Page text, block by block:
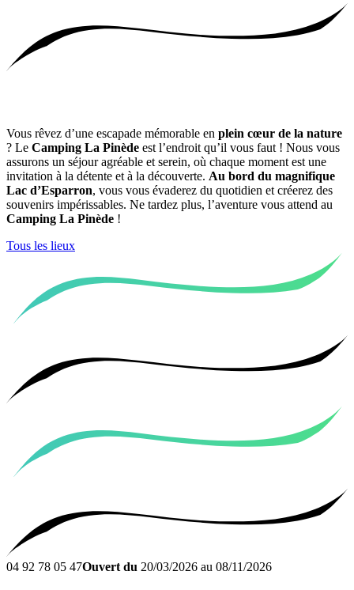
Vous rêvez d’une escapade mémorable en plein cœur de la nature
? Le Camping La Pinède est l’endroit qu’il vous faut ! Nous vous
assurons un séjour agréable et serein, où chaque moment est une
invitation à la détente et à la découverte. Au bord du magnifique
Lac d’Esparron, vous vous évaderez du quotidien et créerez des
souvenirs impérissables. Ne tardez plus, l’aventure vous attend au
Camping La Pinède !
Tous les lieux
04 92 78 05 47Ouvert du 20/03/2026 au 08/11/2026